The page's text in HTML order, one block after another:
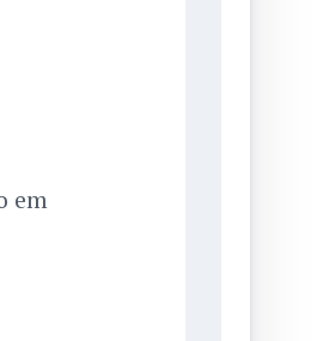
em